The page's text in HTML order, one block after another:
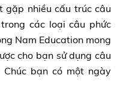
gặp nhiều cấu trúc câu
các loại câu phức
Nam Education mong
cho bạn sử dụng câu
Chúc bạn có một ngày